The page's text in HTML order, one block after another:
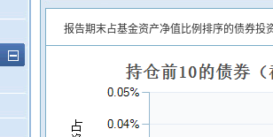
报告期末占基金资产净值比例排序的债券投